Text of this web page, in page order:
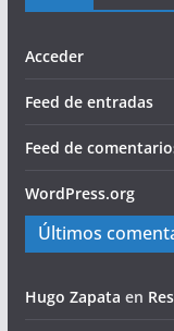
Acceder
Feed de entradas
Feed de
WordPress.org
Últimos
Hugo Zapata en